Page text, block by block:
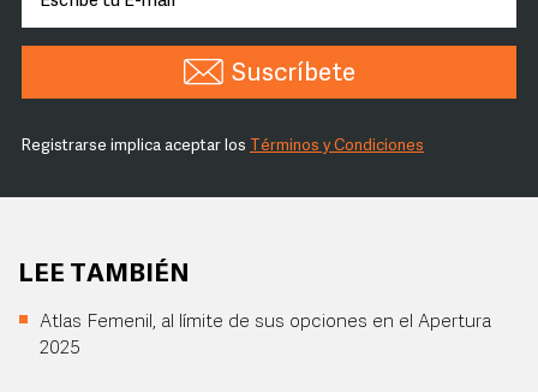
Suscríbete
Registrarse implica aceptar los Términos y Condiciones
LEE TAMBIÉN
Atlas Femenil, al límite de sus opciones en el Apertura
2025